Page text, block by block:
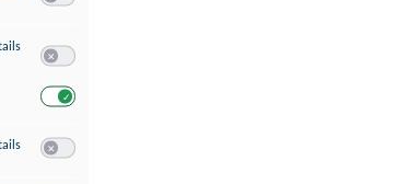
zu Verwendung reduzierter Daten zur Auswahl von Werbeanzeigen
zu Erstellung von Profilen für personalisierte Werbung